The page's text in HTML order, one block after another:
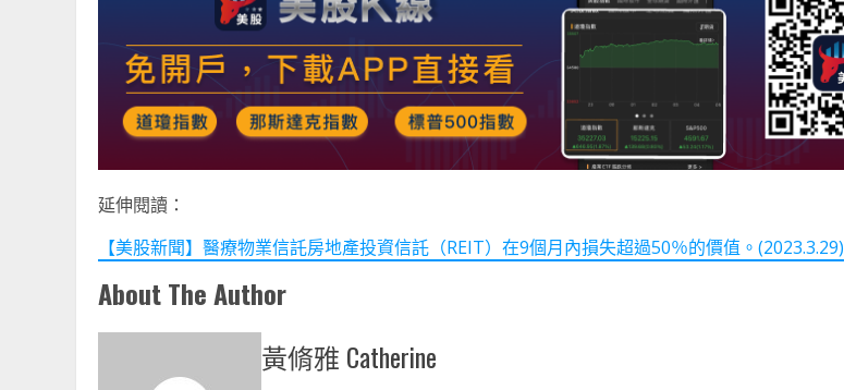
延伸閱讀：
【美股新聞】醫療物業信託房地產投資信託（REIT）在9個月內損失超過50％的價值。(2023.3.29)
About The Author
黃脩雅 Catherine